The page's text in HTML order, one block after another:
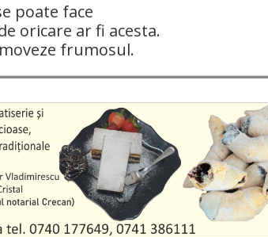
poate face
oricare ar fi acesta.
frumosul.